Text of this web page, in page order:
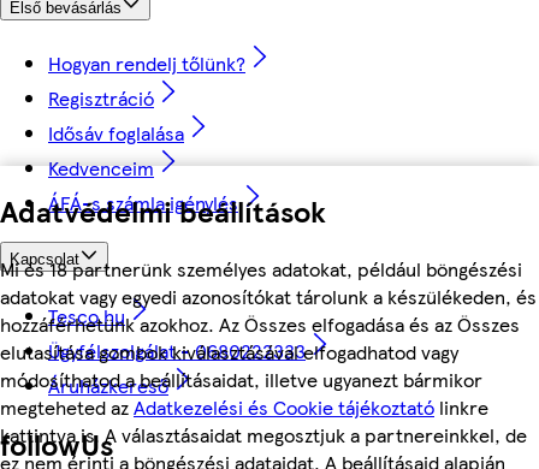
Adatvédelmi beállítások
Mi és 18 partnerünk személyes adatokat, például böngészési
adatokat vagy egyedi azonosítókat tárolunk a készülékeden, és
hozzáférhetünk azokhoz. Az Összes elfogadása és az Összes
elutasítása gombok kiválasztásával elfogadhatod vagy
módosíthatod a beállításaidat, illetve ugyanezt bármikor
megteheted azAdatkezelési és Cookie tájékoztató linkre
kattintva is. A választásaidat megosztjuk a partnereinkkel, de
ez nem érinti a böngészési adataidat. A beállításaid alapján
Első bevásárlás
Hogyan rendelj tőlünk?
Regisztráció
Idősáv foglalása
Kedvenceim
ÁFÁ-s számla igénylés
Kapcsolat
Tesco.hu
Ügyfélszolgálat - 0680222333
Áruházkereső
followUs